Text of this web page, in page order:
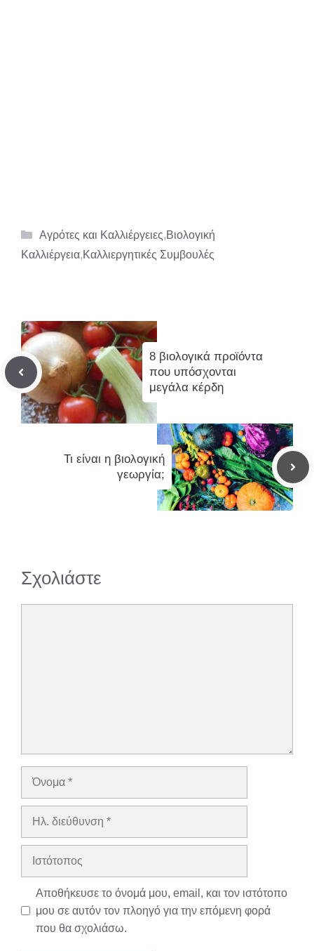
Κατηγορίες
Αγρότες και Καλλιέργειες,Βιολογική
Καλλιέργεια,Καλλιεργητικές Συμβουλές
8 βιολογικά προϊόντα
που υπόσχονται
μεγάλα κέρδη
Τι είναι η βιολογική
γεωργία;
Σχολιάστε
Όνομα
Ηλ.
Ιστότοπος
Αποθήκευσε το όνομά μου, email, και τον ιστότοπο
μου σε αυτόν τον πλοηγό για την επόμενη φορά
που θα σχολιάσω.